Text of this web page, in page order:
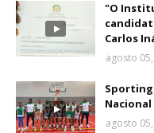
"O
Carlos
agosto
Sporting
agosto